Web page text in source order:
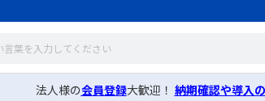
法人様の会員登録大歓迎！ 納期確認や導入